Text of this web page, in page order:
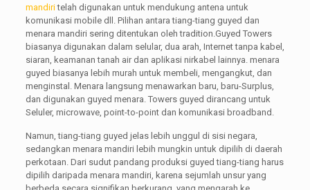
mandiritelah digunakan untuk mendukung antena untuk
komunikasi mobile dll. Pilihan antara tiang-tiang guyed dan
menara mandiri sering ditentukan oleh tradition.Guyed Towers
biasanya digunakan dalam selular, dua arah, Internet tanpa kabel,
siaran, keamanan tanah air dan aplikasi nirkabel lainnya. menara
guyed biasanya lebih murah untuk membeli, mengangkut, dan
menginstal. Menara langsung menawarkan baru, baru-Surplus,
dan digunakan guyed menara. Towers guyed dirancang untuk
Seluler, microwave, point-to-point dan komunikasi broadband.
Namun, tiang-tiang guyed jelas lebih unggul di sisi negara,
sedangkan menara mandiri lebih mungkin untuk dipilih di daerah
perkotaan. Dari sudut pandang produksi guyed tiang-tiang harus
dipilih daripada menara mandiri, karena sejumlah unsur yang